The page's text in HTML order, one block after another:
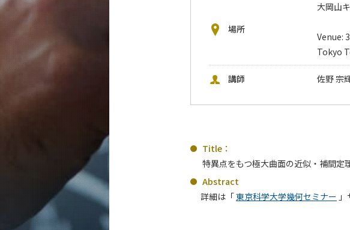
場所
大岡山
Venue:
Tokyo
講師 佐野 宗
Title：
特異点をもつ極大曲面の近似・補間定
Abstract
詳細は「東京科学大学幾何セミナー